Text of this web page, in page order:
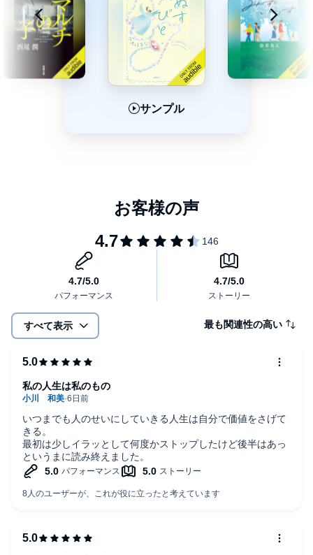
サンプル
すべて表示 最も関連性の高い
いつまでも人のせいにしていきる人生は自分で価値をさげて
きる。
最初は少しイラッとして何度かストップしたけど後半はあっ
というまに読み終えました。
私の人生は私のもの